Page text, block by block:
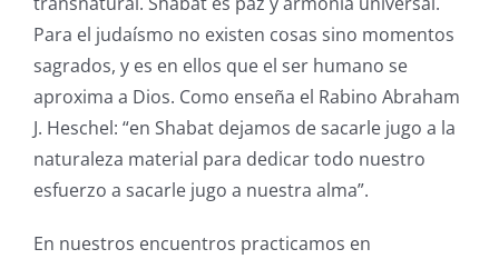
Para el judaísmo no existen cosas sino momentos
sagrados, y es en ellos que el ser humano se
aproxima a Dios. Como enseña el Rabino Abraham
J. Heschel: “en Shabat dejamos de sacarle jugo a la
naturaleza material para dedicar todo nuestro
esfuerzo a sacarle jugo a nuestra alma”.
En nuestros encuentros practicamos en